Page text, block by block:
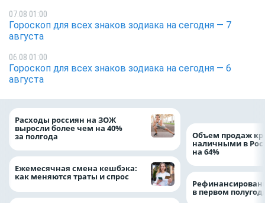
07.08 01:00
Гороскоп для всех знаков зодиака на сегодня — 7
августа
06.08 01:00
Гороскоп для всех знаков зодиака на сегодня — 6
августа
Расходы россиян на ЗОЖ
выросли более чем на 40%
за полгода
Ежемесячная смена кешбэка:
как меняются траты и спрос
Объем продаж
наличными в
на 64%
в первом